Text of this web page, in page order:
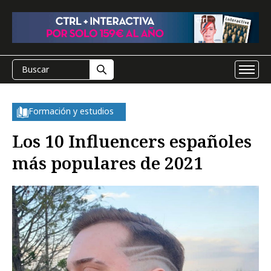
Formación y estudios
Los 10 Influencers españoles
más populares de 2021